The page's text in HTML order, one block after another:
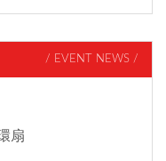
/ EVENT NEWS /
扇